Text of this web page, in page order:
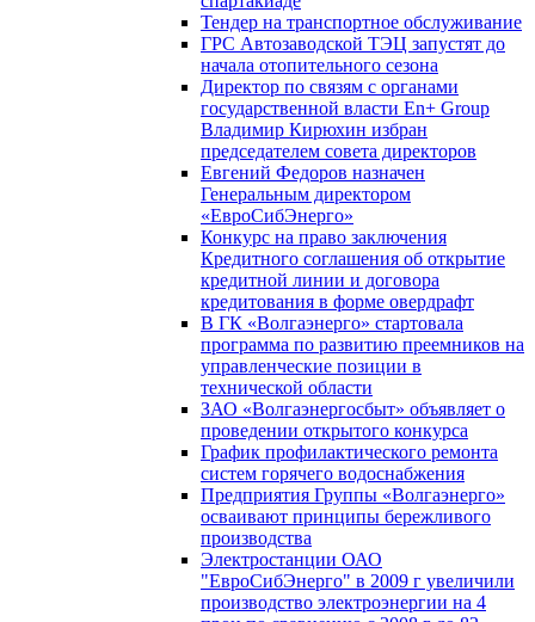
Тендер на транспортное обслуживание
ГРС Автозаводской ТЭЦ запустят до
начала отопительного сезона
Директор по связям с органами
государственной власти En+ Group
Владимир Кирюхин избран
председателем совета директоров
Евгений Федоров назначен
Генеральным директором
«ЕвроСибЭнерго»
Конкурс на право заключения
Кредитного соглашения об открытие
кредитной линии и договора
кредитования в форме овердрафт
В ГК «Волгаэнерго» стартовала
программа по развитию преемников на
управленческие позиции в
технической области
ЗАО «Волгаэнергосбыт» объявляет о
проведении открытого конкурса
График профилактического ремонта
систем горячего водоснабжения
Предприятия Группы «Волгаэнерго»
осваивают принципы бережливого
производства
Электростанции ОАО
"ЕвроСибЭнерго" в 2009 г увеличили
производство электроэнергии на 4